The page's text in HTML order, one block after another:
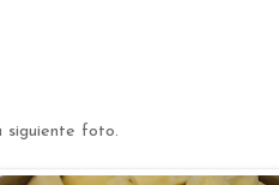
siguiente foto.